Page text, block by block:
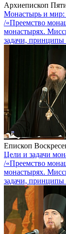
Архиепископ
Монастырь и мир:
/«Преемство
монастырях.
задачи,
Епископ
Цели и задачи
/«Преемство
монастырях.
задачи,